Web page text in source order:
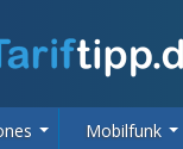
Mobilfunk